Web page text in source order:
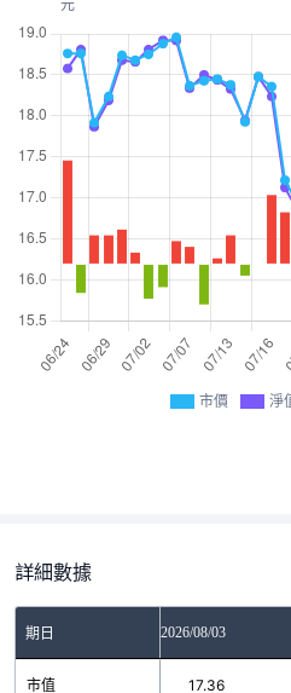
市價 淨
詳細數據
期日
2026/07/31 2026/08/03
市值17.17 17.36